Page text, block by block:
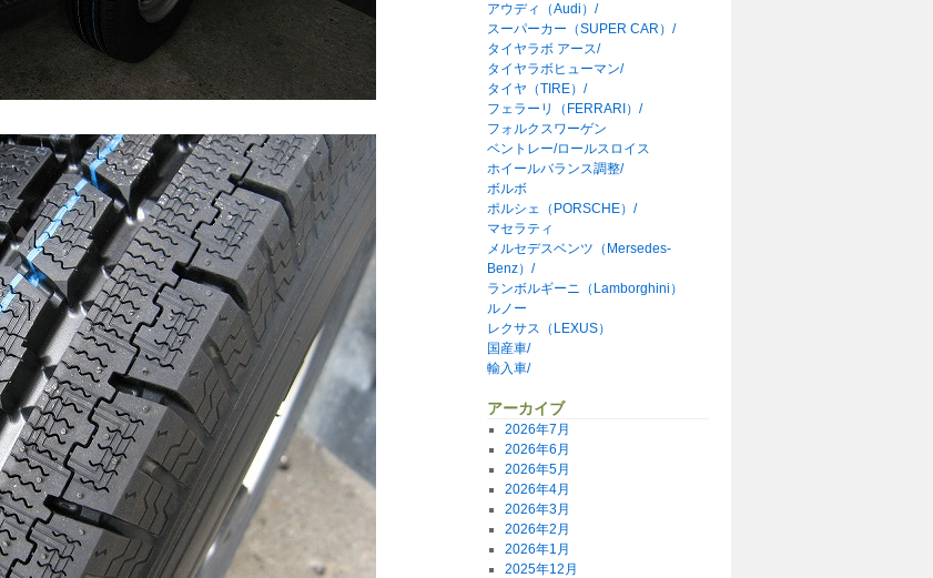
アウディ（Audi）/
スーパーカー（SUPER CAR）/
タイヤラボ アース/
タイヤラボヒューマン/
タイヤ（TIRE）/
フェラーリ（FERRARI）/
フォルクスワーゲン
ベントレー/ロールスロイス
ホイールバランス調整/
ボルボ
ポルシェ（PORSCHE）/
マセラティ
メルセデスベンツ（Mersedes-
Benz）/
ランボルギーニ（Lamborghini）
ルノー
レクサス（LEXUS）
国産車/
輸入車/
アーカイブ
2026年7月
2026年6月
2026年5月
2026年4月
2026年3月
2026年2月
2026年1月
2025年12月